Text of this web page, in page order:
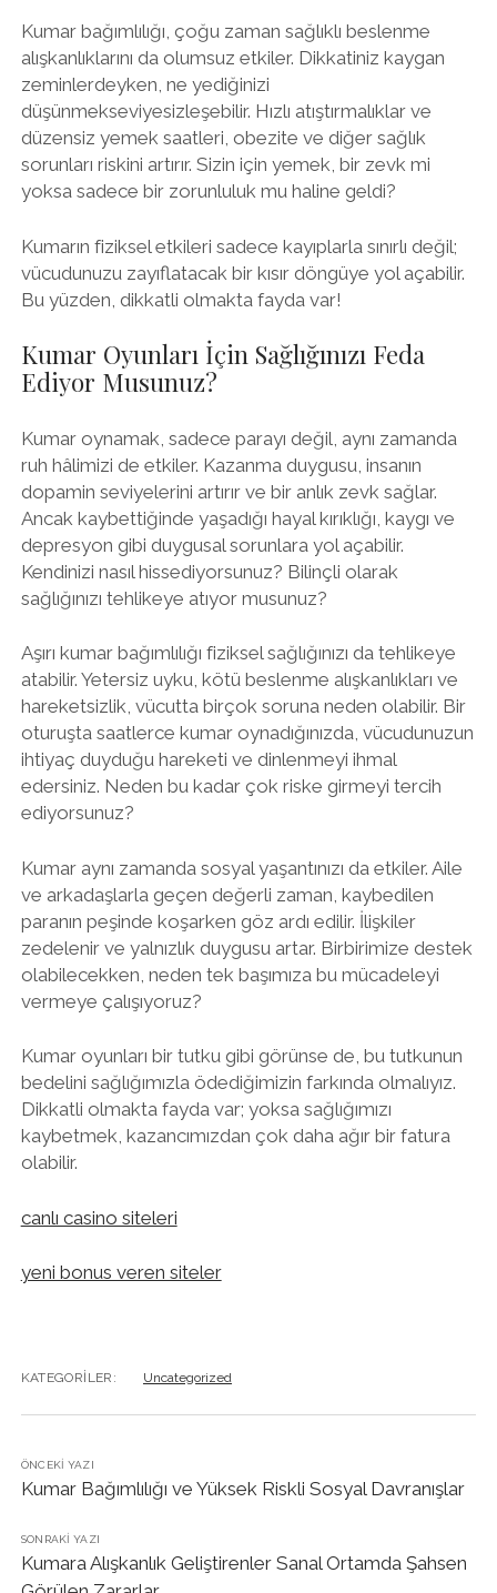
Kumar bağımlılığı, çoğu zaman sağlıklı beslenme
alışkanlıklarını da olumsuz etkiler. Dikkatiniz kaygan
zeminlerdeyken, ne yediğinizi
düşünmekseviyesizleşebilir. Hızlı atıştırmalıklar ve
düzensiz yemek saatleri, obezite ve diğer sağlık
sorunları riskini artırır. Sizin için yemek, bir zevk mi
yoksa sadece bir zorunluluk mu haline geldi?
Kumarın fiziksel etkileri sadece kayıplarla sınırlı değil;
vücudunuzu zayıflatacak bir kısır döngüye yol açabilir.
Bu yüzden, dikkatli olmakta fayda var!
Kumar Oyunları İçin Sağlığınızı Feda
Ediyor Musunuz?
Kumar oynamak, sadece parayı değil, aynı zamanda
ruh hâlimizi de etkiler. Kazanma duygusu, insanın
dopamin seviyelerini artırır ve bir anlık zevk sağlar.
Ancak kaybettiğinde yaşadığı hayal kırıklığı, kaygı ve
depresyon gibi duygusal sorunlara yol açabilir.
Kendinizi nasıl hissediyorsunuz? Bilinçli olarak
sağlığınızı tehlikeye atıyor musunuz?
Aşırı kumar bağımlılığı fiziksel sağlığınızı da tehlikeye
atabilir. Yetersiz uyku, kötü beslenme alışkanlıkları ve
hareketsizlik, vücutta birçok soruna neden olabilir. Bir
oturuşta saatlerce kumar oynadığınızda, vücudunuzun
ihtiyaç duyduğu hareketi ve dinlenmeyi ihmal
edersiniz. Neden bu kadar çok riske girmeyi tercih
ediyorsunuz?
Kumar aynı zamanda sosyal yaşantınızı da etkiler. Aile
ve arkadaşlarla geçen değerli zaman, kaybedilen
paranın peşinde koşarken göz ardı edilir. İlişkiler
zedelenir ve yalnızlık duygusu artar. Birbirimize destek
olabilecekken, neden tek başımıza bu mücadeleyi
vermeye çalışıyoruz?
Kumar oyunları bir tutku gibi görünse de, bu tutkunun
bedelini sağlığımızla ödediğimizin farkında olmalıyız.
Dikkatli olmakta fayda var; yoksa sağlığımızı
kaybetmek, kazancımızdan çok daha ağır bir fatura
olabilir.
canlı casino siteleri
yeni bonus veren siteler
KATEGORILER: Uncategorized
ÖNCEKI YAZI
Kumar Bağımlılığı ve Yüksek Riskli Sosyal Davranışlar
SONRAKI YAZI
Kumara Alışkanlık Geliştirenler Sanal Ortamda Şahsen